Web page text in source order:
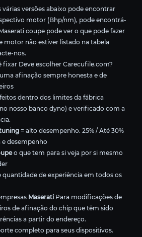
várias versões abaixo pode encontrar
motor (Bhp/nm), pode encontrá-
coupe pode ver o que pode fazer
motor não estiver listado na tabela
nos.
Deve escolher Carecufile.com?
afinação sempre honesta e de
dentro dos limites da fábrica
nosso banco dyno) e verificado com a
= alto desempenho. 25% / Até 30%
desempenho
o que tem para si veja por si mesmo
quantidade de experiência em todos os
Maserati Para modificações de
de afinação do chip que têm sido
a partir do endereço.
completo para seus dispositivos.